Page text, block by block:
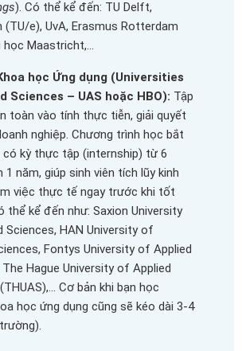
). Có thể kể đến: TU Delft,
(TU/e), UvA, Erasmus Rotterdam
học Maastricht,…
học Ứng dụng (Universities
Sciences – UAS hoặc HBO): Tập
toàn vào tính thực tiễn, giải quyết
nghiệp. Chương trình học bắt
có kỳ thực tập (internship) từ 6
1 năm, giúp sinh viên tích lũy kinh
việc thực tế ngay trước khi tốt
thể kể đến như: Saxion University
Sciences, HAN University of
Fontys University of Applied
The Hague University of Applied
Cơ bản khi bạn học
học ứng dụng cũng sẽ kéo dài 3-4